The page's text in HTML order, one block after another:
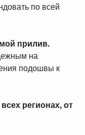
по всей
прилив.
на
подошвы к
регионах, от